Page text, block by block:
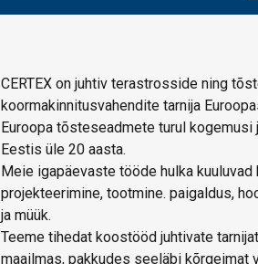
CERTEX on juhtiv terastrosside ning
koormakinnitusvahendite tarnija
Euroopa tõsteseadmete turul kogemusi
Eestis üle 20 aasta.
Meie igapäevaste tööde hulka
projekteerimine, tootmine. paigaldus,
ja müük.
Teeme tihedat koostööd juhtivate
maailmas, pakkudes seeläbi kõrgeimat